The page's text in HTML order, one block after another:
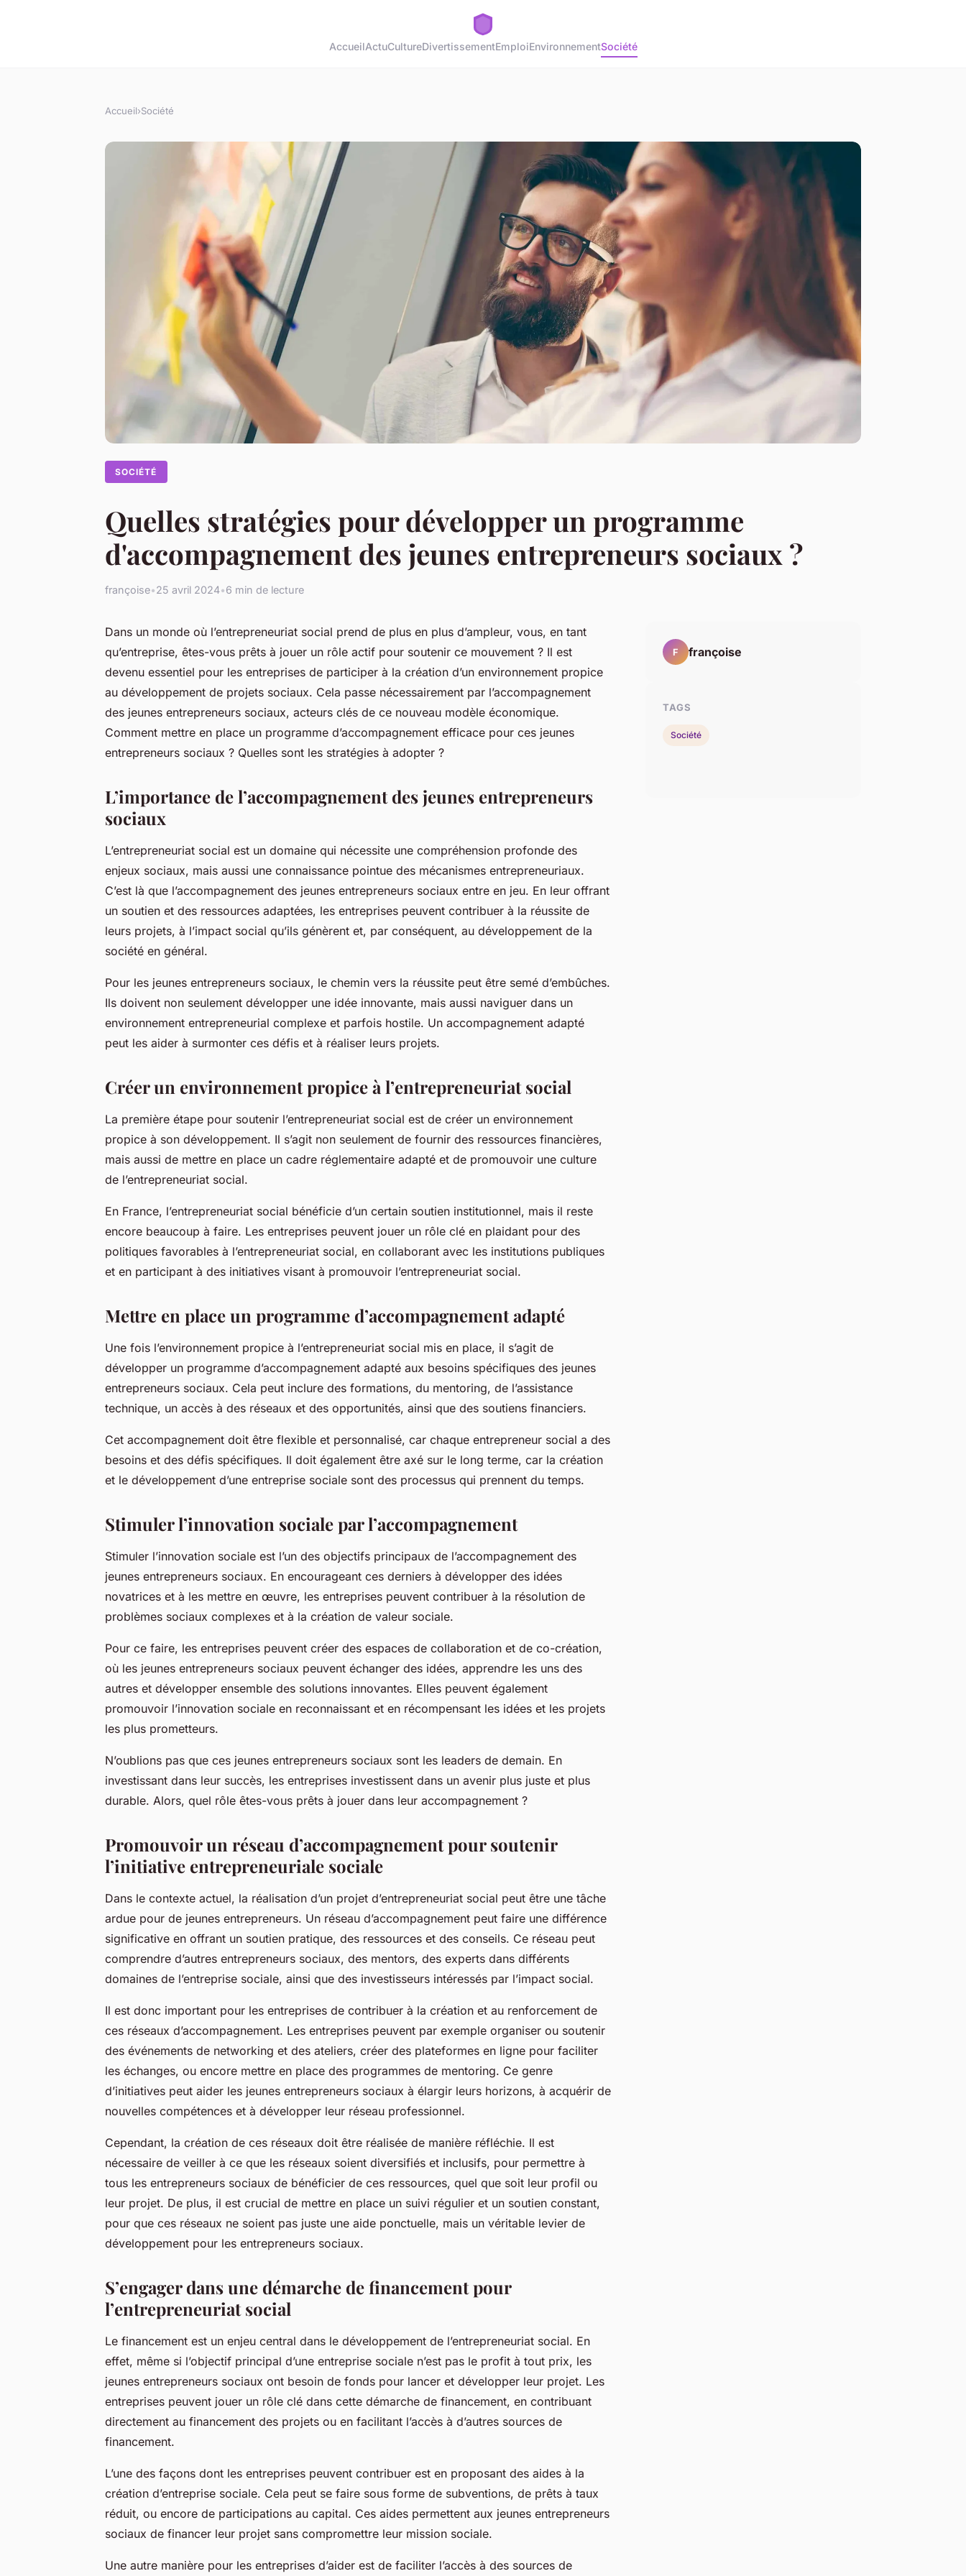
AccueilActuCultureDivertissementEmploiEnvironnementSociété
Accueil›Société
SOCIÉTÉ
Quelles stratégies pour développer un programme
d'accompagnement des jeunes entrepreneurs sociaux ?
françoise•25 avril 2024•6 min de lecture
Dans un monde où l’entrepreneuriat social prend de plus en plus d’ampleur, vous, en tant
qu’entreprise, êtes-vous prêts à jouer un rôle actif pour soutenir ce mouvement ? Il est
devenu essentiel pour les entreprises de participer à la création d’un environnement propice
au développement de projets sociaux. Cela passe nécessairement par l’accompagnement
des jeunes entrepreneurs sociaux, acteurs clés de ce nouveau modèle économique.
Comment mettre en place un programme d’accompagnement efficace pour ces jeunes
entrepreneurs sociaux ? Quelles sont les stratégies à adopter ?
L’importance de l’accompagnement des jeunes entrepreneurs
sociaux
L’entrepreneuriat social est un domaine qui nécessite une compréhension profonde des
enjeux sociaux, mais aussi une connaissance pointue des mécanismes entrepreneuriaux.
C’est là que l’accompagnement des jeunes entrepreneurs sociaux entre en jeu. En leur offrant
un soutien et des ressources adaptées, les entreprises peuvent contribuer à la réussite de
leurs projets, à l’impact social qu’ils génèrent et, par conséquent, au développement de la
société en général.
Pour les jeunes entrepreneurs sociaux, le chemin vers la réussite peut être semé d’embûches.
Ils doivent non seulement développer une idée innovante, mais aussi naviguer dans un
environnement entrepreneurial complexe et parfois hostile. Un accompagnement adapté
peut les aider à surmonter ces défis et à réaliser leurs projets.
Créer un environnement propice à l’entrepreneuriat social
La première étape pour soutenir l’entrepreneuriat social est de créer un environnement
propice à son développement. Il s’agit non seulement de fournir des ressources financières,
mais aussi de mettre en place un cadre réglementaire adapté et de promouvoir une culture
de l’entrepreneuriat social.
En France, l’entrepreneuriat social bénéficie d’un certain soutien institutionnel, mais il reste
encore beaucoup à faire. Les entreprises peuvent jouer un rôle clé en plaidant pour des
politiques favorables à l’entrepreneuriat social, en collaborant avec les institutions publiques
et en participant à des initiatives visant à promouvoir l’entrepreneuriat social.
Mettre en place un programme d’accompagnement adapté
Une fois l’environnement propice à l’entrepreneuriat social mis en place, il s’agit de
développer un programme d’accompagnement adapté aux besoins spécifiques des jeunes
entrepreneurs sociaux. Cela peut inclure des formations, du mentoring, de l’assistance
technique, un accès à des réseaux et des opportunités, ainsi que des soutiens financiers.
Cet accompagnement doit être flexible et personnalisé, car chaque entrepreneur social a des
besoins et des défis spécifiques. Il doit également être axé sur le long terme, car la création
et le développement d’une entreprise sociale sont des processus qui prennent du temps.
Stimuler l’innovation sociale par l’accompagnement
Stimuler l’innovation sociale est l’un des objectifs principaux de l’accompagnement des
jeunes entrepreneurs sociaux. En encourageant ces derniers à développer des idées
novatrices et à les mettre en œuvre, les entreprises peuvent contribuer à la résolution de
problèmes sociaux complexes et à la création de valeur sociale.
Pour ce faire, les entreprises peuvent créer des espaces de collaboration et de co-création,
où les jeunes entrepreneurs sociaux peuvent échanger des idées, apprendre les uns des
autres et développer ensemble des solutions innovantes. Elles peuvent également
promouvoir l’innovation sociale en reconnaissant et en récompensant les idées et les projets
les plus prometteurs.
N’oublions pas que ces jeunes entrepreneurs sociaux sont les leaders de demain. En
investissant dans leur succès, les entreprises investissent dans un avenir plus juste et plus
durable. Alors, quel rôle êtes-vous prêts à jouer dans leur accompagnement ?
Promouvoir un réseau d’accompagnement pour soutenir
l’initiative entrepreneuriale sociale
Dans le contexte actuel, la réalisation d’un projet d’entrepreneuriat social peut être une tâche
ardue pour de jeunes entrepreneurs. Un réseau d’accompagnement peut faire une différence
significative en offrant un soutien pratique, des ressources et des conseils. Ce réseau peut
comprendre d’autres entrepreneurs sociaux, des mentors, des experts dans différents
domaines de l’entreprise sociale, ainsi que des investisseurs intéressés par l’impact social.
Il est donc important pour les entreprises de contribuer à la création et au renforcement de
ces réseaux d’accompagnement. Les entreprises peuvent par exemple organiser ou soutenir
des événements de networking et des ateliers, créer des plateformes en ligne pour faciliter
les échanges, ou encore mettre en place des programmes de mentoring. Ce genre
d’initiatives peut aider les jeunes entrepreneurs sociaux à élargir leurs horizons, à acquérir de
nouvelles compétences et à développer leur réseau professionnel.
Cependant, la création de ces réseaux doit être réalisée de manière réfléchie. Il est
nécessaire de veiller à ce que les réseaux soient diversifiés et inclusifs, pour permettre à
tous les entrepreneurs sociaux de bénéficier de ces ressources, quel que soit leur profil ou
leur projet. De plus, il est crucial de mettre en place un suivi régulier et un soutien constant,
pour que ces réseaux ne soient pas juste une aide ponctuelle, mais un véritable levier de
développement pour les entrepreneurs sociaux.
S’engager dans une démarche de financement pour
l’entrepreneuriat social
Le financement est un enjeu central dans le développement de l’entrepreneuriat social. En
effet, même si l’objectif principal d’une entreprise sociale n’est pas le profit à tout prix, les
jeunes entrepreneurs sociaux ont besoin de fonds pour lancer et développer leur projet. Les
entreprises peuvent jouer un rôle clé dans cette démarche de financement, en contribuant
directement au financement des projets ou en facilitant l’accès à d’autres sources de
financement.
L’une des façons dont les entreprises peuvent contribuer est en proposant des aides à la
création d’entreprise sociale. Cela peut se faire sous forme de subventions, de prêts à taux
réduit, ou encore de participations au capital. Ces aides permettent aux jeunes entrepreneurs
sociaux de financer leur projet sans compromettre leur mission sociale.
Une autre manière pour les entreprises d’aider est de faciliter l’accès à des sources de
F françoise
TAGS
Société